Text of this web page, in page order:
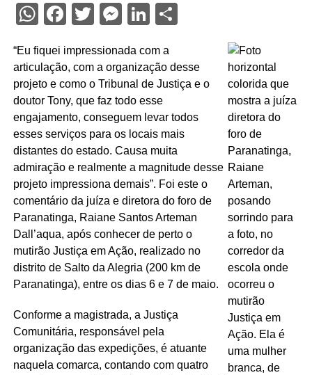
WhatsApp
Facebook
Twitter
Messenger
LinkedIn
Share
“Eu fiquei impressionada com a
articulação, com a organização desse
projeto e como o Tribunal de Justiça e o
doutor Tony, que faz todo esse
engajamento, conseguem levar todos
esses serviços para os locais mais
distantes do estado. Causa muita
admiração e realmente a magnitude desse
projeto impressiona demais”. Foi este o
comentário da juíza e diretora do foro de
Paranatinga, Raiane Santos Arteman
Dall’aqua, após conhecer de perto o
mutirão Justiça em Ação, realizado no
distrito de Salto da Alegria (200 km de
Paranatinga), entre os dias 6 e 7 de maio.
Conforme a magistrada, a Justiça
Comunitária, responsável pela
organização das expedições, é atuante
naquela comarca, contando com quatro